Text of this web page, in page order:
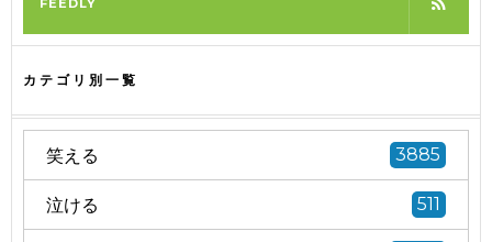
FEEDLY
カテゴリ別一覧
笑える 3885
泣ける 511